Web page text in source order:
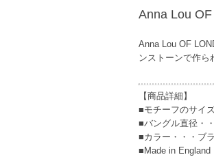
Anna Lou
Anna Lou OF
ンストーンで作ら
【商品詳細】
■モチーフのサイ
■バングル直径・
■カラー・・・ブ
■Made in England